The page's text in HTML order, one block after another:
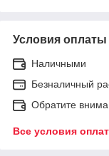
Условия оплаты
Наличными
Безналичный
Обратите
Все условия